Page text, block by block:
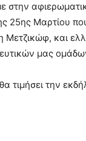
στην
25ης Μαρτίου
Μετζικώφ, και
μας
τιμήσει την